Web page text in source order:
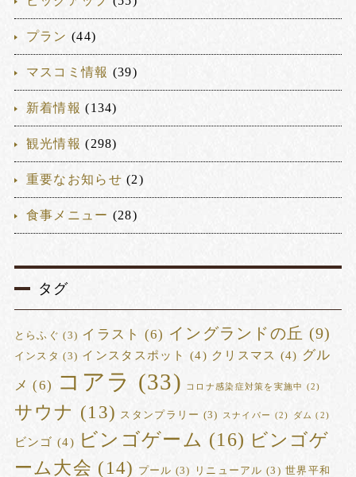
プラン (44)
マスコミ情報 (39)
新着情報 (134)
観光情報 (298)
重要なお知らせ (2)
食事メニュー (28)
タグ
とらふぐ (3) イラスト (6) イングランドの丘 (9)
インスタ (3) インスタスポット (4) クリスマス (4) グル
メ (6) コアラ (33) コロナ感染症対策を実施中 (2)
サウナ (13) スタンプラリー (3) スナイパー (2) ダム (2)
ビンゴ (4) ビンゴゲーム (16) ビンゴゲ
ーム大会 (14) プール (3) リニューアル (3) 世界平和